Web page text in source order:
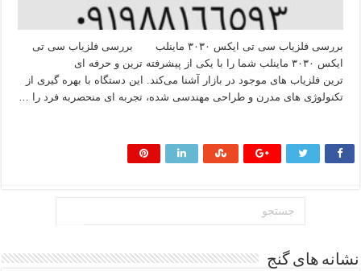
بررسی فلزیاب سی تی ایکس ۳۰۳۰ ماینلب بررسی فلزیاب سی تی
ایکس ۳۰۳۰ ماینلب شما را با یکی از پیشرفته‌ ترین و حرفه‌ ای‌
ترین فلزیاب‌ های موجود در بازار آشنا می‌کند. این دستگاه با بهره‌ گیری از
تکنولوژی‌ های مدرن و طراحی مهندسی‌ شده، تجربه‌ ای منحصربه‌ فرد را …
نشانه های گنج